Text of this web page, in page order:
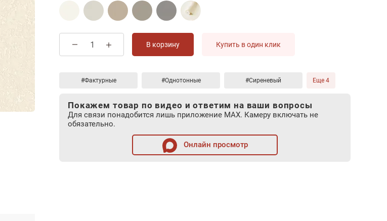
В корзину Купить в один клик
#Фактурные #Однотонные #Сиреневый Еще 4
Покажем товар по видео и ответим на ваши вопросы
Для связи понадобится лишь приложение MAX. Камеру включать не
обязательно.
Онлайн просмотр